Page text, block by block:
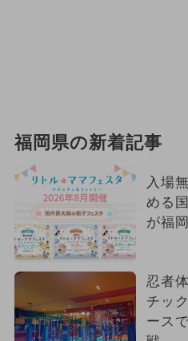
福岡県の新着記事
入場
める
が福
忍者
チッ
ース